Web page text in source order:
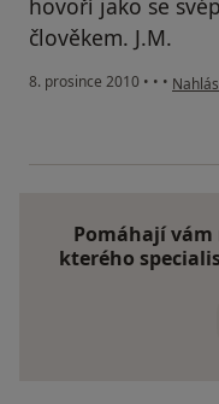
hovoří jako se
člověkem. J.M.
8. prosince 2010 • • • podle
Pomáhají
kterého